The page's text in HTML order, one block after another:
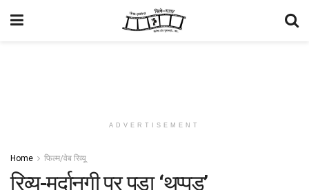
ADVERTISEMENT
Home फिल्म/वेब रिव्यू
रिव्यू-मर्दानगी पर पड़ा ‘थप्पड़’